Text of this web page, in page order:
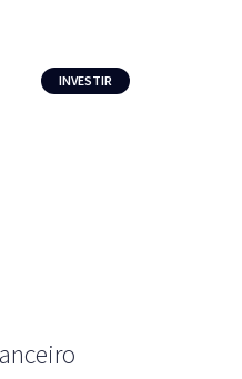
INVESTIR